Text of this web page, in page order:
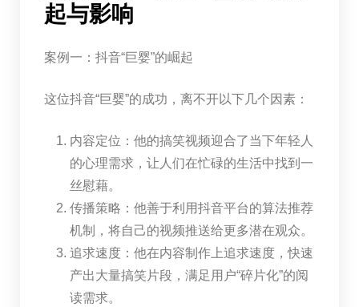
起与影响
案例一：抖音“巨婴”的崛起
这位抖音“巨婴”的成功，离不开以下几个因素：
内容定位：他的搞笑视频迎合了当下年轻人
的心理需求，让人们在忙碌的生活中找到一
丝慰藉。
传播策略：他善于利用抖音平台的算法推荐
机制，将自己的视频推送给更多潜在观众。
追求速度：他在内容制作上追求速度，快速
产出大量搞笑片段，满足用户“碎片化”的阅
读需求。